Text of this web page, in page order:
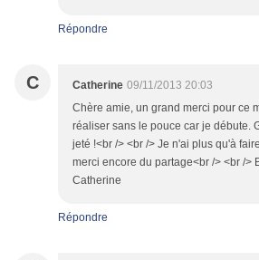
Répondre
C Catherine 09/11/2013 20:03
Chère amie, un grand merci pour ce
réaliser sans le pouce car je débute.
jeté !<br /> <br /> Je n'ai plus qu'à
merci encore du partage<br /> <br />
Catherine
Répondre